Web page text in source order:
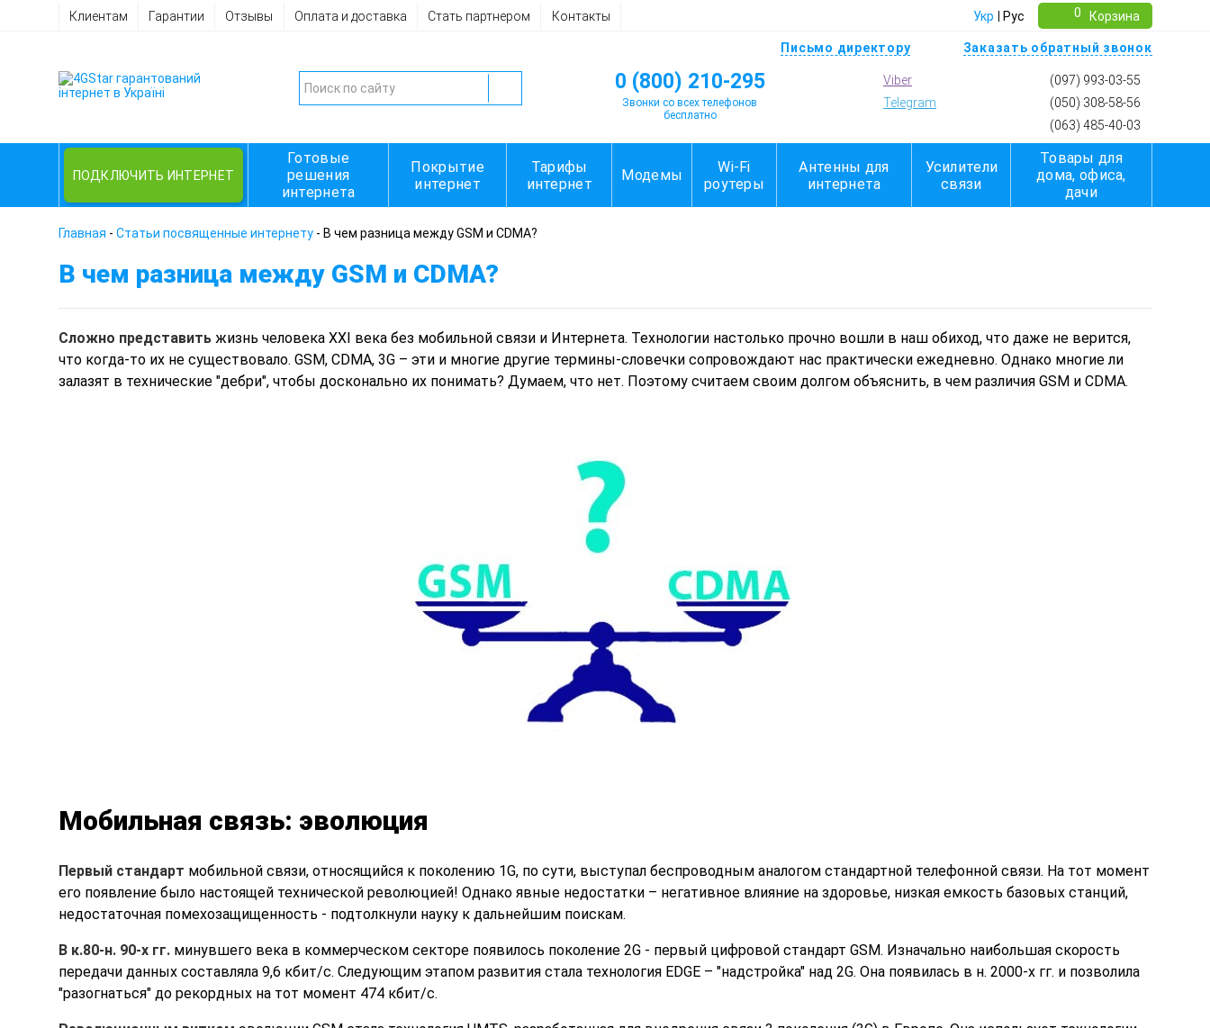
Клиентам Гарантии Отзывы Оплата и доставка Стать партнером Контакты Укр Рус 0 Корзина
Письмо директору Заказать обратный звонок
0 (800) 210-295
Звонки со всех телефонов
бесплатно
Viber
Telegram
(097) 993-03-55
(050) 308-58-56
(063) 485-40-03
ПОДКЛЮЧИТЬ ИНТЕРНЕТ
Готовые
решения
интернета
Покрытие
интернет
Тарифы
интернет
Модемы
Wi-Fi
роутеры
Антенны для
интернета
Усилители
связи
Товары для
дома, офиса,
дачи
Главная - Статьи посвященные интернету- В чем разница между GSM и CDMA?
В чем разница между GSM и CDMA?
Сложно представитьжизнь человека XXI века без мобильной связи и Интернета. Технологии настолько прочно вошли в наш обиход, что даже не верится,
что когда-то их не существовало. GSM, CDMA, 3G – эти и многие другие термины-словечки сопровождают нас практически ежедневно. Однако многие ли
залазят в технические "дебри", чтобы досконально их понимать? Думаем, что нет. Поэтому считаем своим долгом объяснить, в чем различия GSM и CDMA.
Мобильная связь: эволюция
Первый стандарт мобильной связи, относящийся к поколению 1G, по сути, выступал беспроводным аналогом стандартной телефонной связи. На тот момент
его появление было настоящей технической революцией! Однако явные недостатки – негативное влияние на здоровье, низкая емкость базовых станций,
недостаточная помехозащищенность - подтолкнули науку к дальнейшим поискам.
В к.80-н. 90-х гг.минувшего века в коммерческом секторе появилось поколение 2G - первый цифровой стандарт GSM. Изначально наибольшая скорость
передачи данных составляла 9,6 кбит/с. Следующим этапом развития стала технология EDGE – "надстройка" над 2G. Она появилась в н. 2000-х гг. и позволила
"разогнаться" до рекордных на тот момент 474 кбит/с.